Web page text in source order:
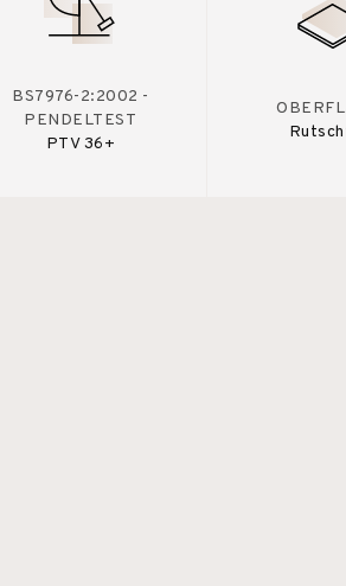
BS7976-2:2002 -
PENDELTEST
PTV 36+